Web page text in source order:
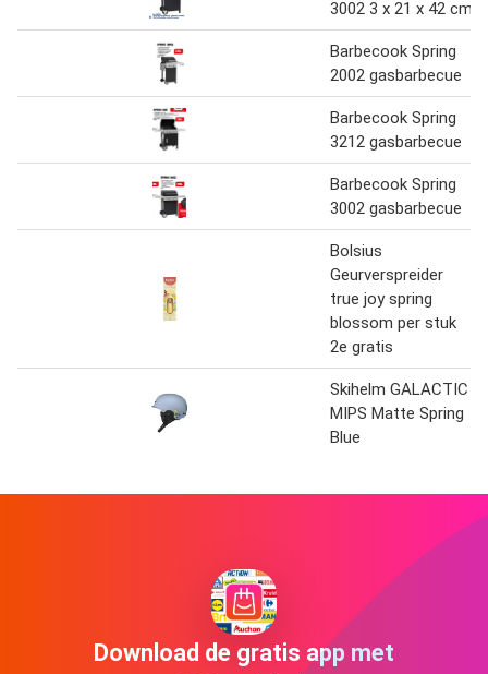
3002 3 x 21 x 42 cm
Barbecook Spring
2002 gasbarbecue
Barbecook Spring
3212 gasbarbecue
Barbecook Spring
3002 gasbarbecue
Bolsius
Geurverspreider
true joy spring
blossom per stuk
2e gratis
Skihelm GALACTIC
MIPS Matte Spring
Blue
Download de gratis app met